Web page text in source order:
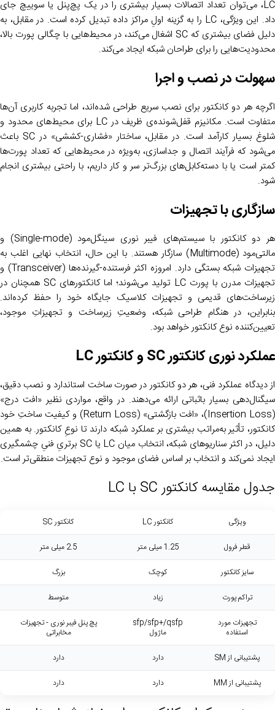
LC، می‌توان تعداد اتصالات بسیار بیشتری را در یک پچ‌پنل یا سوییچ جای
داد. این ویژگی، LC را به گزینه اولِ مراکز داده تبدیل کرده است. در مقابل، به
دلیل فضای بیشتری که SC اشغال می‌کند، در محیط‌هایی با چگالی پورت بالا،
محدودیت‌هایی را برای طراحان شبکه ایجاد می‌کند.
سهولت در نصب و اجرا
اگرچه هر دو کانکتور برای نصب سریع طراحی شده‌اند، اما تجربه کاربری آن‌ها
متفاوت است. مکانیزم قفل‌شونده‌ی ظریف در LC برای محیط‌های محدود و
شلوغ بسیار کارآمد است. در مقابل، ساختار «فشاری-کششی» در SC باعث
می‌شود که فرآیند اتصال و جداسازی، به‌ویژه در محیط‌هایی که تعداد پورت‌ها
کمتر است یا با دسته‌کابل‌های بزرگ‌تر سر و کار داریم، با راحتی بیشتری انجام
شود.
سازگاری با تجهیزات
هر دو کانکتور با سیستم‌های فیبر نوری سینگل‌مود (Single-mode) و
مالتی‌مود (Multimode) سازگار هستند. با این حال، انتخاب نهایی اغلب به
تجهیزات شبکه بستگی دارد. امروزه اکثر فرستنده-گیرنده‌ها (Transceiver) و
تجهیزات مدرن با پورت LC تولید می‌شوند؛ اما کانکتورهای SC همچنان در
زیرساخت‌های قدیمی و تجهیزات کلاسیک جایگاه خود را حفظ کرده‌اند.
بنابراین، در هنگام طراحی شبکه، وضعیتِ زیرساخت و تجهیزاتِ موجود،
تعیین‌کننده نوع کانکتور خواهد بود.
عملکرد نوری کانکتور SC و کانکتور LC
از دیدگاه عملکرد فنی، هر دو کانکتور در صورت ساخت استاندارد و نصب دقیق،
سیگنال‌دهی بسیار باثباتی ارائه می‌دهند. در واقع، مواردی نظیر «افت درج»
(Insertion Loss)، «افت بازگشتی» (Return Loss) و کیفیت ساختِ خود
کانکتور، تأثیر به‌مراتب بیشتری بر عملکرد شبکه دارند تا نوعِ کانکتور. به همین
دلیل، در اکثر سناریوهای شبکه، انتخاب میان LC یا SC برتریِ فنیِ چشمگیری
ایجاد نمی‌کند و انتخاب بر اساس فضای موجود و نوع تجهیزات منطقی‌تر است.
جدول مقایسه کانکتور SC با LC
ویژگی کانکتور LC کانکتور SC
قطر فرول 1.25 میلی متر 2.5 میلی متر
سایز کانکتور کوچک بزرگ
تراکم پورت زیاد متوسط
تجهیزات مورد
استفاده
sfp/sfp+/qsfp
ماژول
پچ پنل فیبر نوری - تجهیزات
مخابراتی
پشتیبانی از SM دارد دارد
پشتیبانی از MM دارد دارد